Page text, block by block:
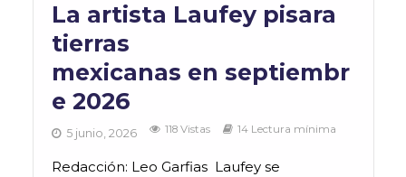
La artista Laufey pisara
tierras
mexicanas en septiembr
e 2026
5 junio, 2026 118 Vistas 14 Lectura mínima
Redacción: Leo Garfias Laufey se